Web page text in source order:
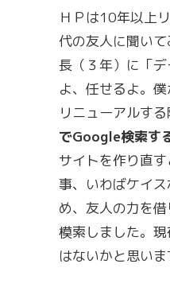
ＨＰは10年以上
代の友人に聞い
長（３年）に「
よ、任せるよ。
リニューアルす
でGoogle検索す
サイトを作り直
事、いわばケイ
め、友人の力を
模索しました。
はないかと思いま